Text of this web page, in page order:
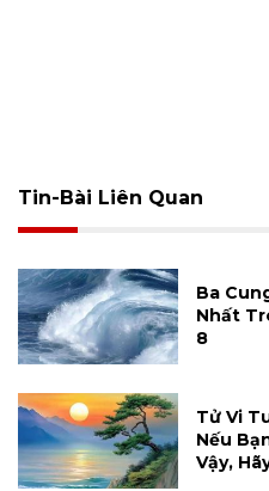
Tin-Bài Liên Quan
Ba
Nhất
8
Tử Vi
Nếu
Vậy,